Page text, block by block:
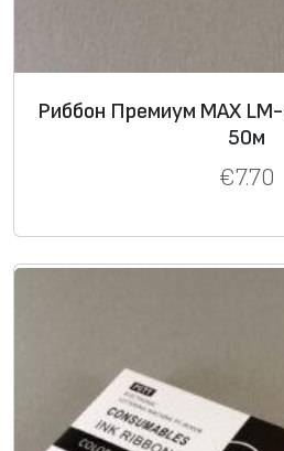
Риббон Премиум MAX
50м
€7.70